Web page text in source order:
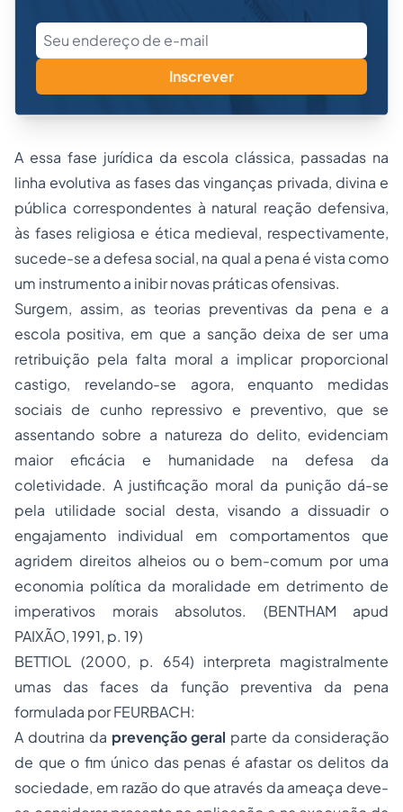
Inscrever
A essa fase jurídica da escola clássica, passadas na
linha evolutiva as fases das vinganças privada, divina e
pública correspondentes à natural reação defensiva,
às fases religiosa e ética medieval, respectivamente,
sucede-se a defesa social, na qual a pena é vista como
um instrumento a inibir novas práticas ofensivas.
Surgem, assim, as teorias preventivas da pena e a
escola positiva, em que a sanção deixa de ser uma
retribuição pela falta moral a implicar proporcional
castigo, revelando-se agora, enquanto medidas
sociais de cunho repressivo e preventivo, que se
assentando sobre a natureza do delito, evidenciam
maior eficácia e humanidade na defesa da
coletividade. A justificação moral da punição dá-se
pela utilidade social desta, visando a dissuadir o
engajamento individual em comportamentos que
agridem direitos alheios ou o bem-comum por uma
economia política da moralidade em detrimento de
imperativos morais absolutos. (BENTHAM apud
PAIXÃO, 1991, p. 19)
BETTIOL (2000, p. 654) interpreta magistralmente
umas das faces da função preventiva da pena
formulada por FEURBACH:
A doutrina da prevenção geral parte da consideração
de que o fim único das penas é afastar os delitos da
sociedade, em razão do que através da ameaça deve-